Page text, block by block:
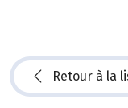
Retour à la